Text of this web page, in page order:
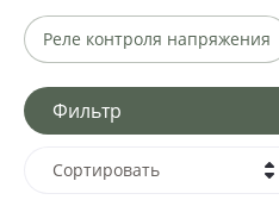
Реле контроля напряжения
Фильтр
Сортировать